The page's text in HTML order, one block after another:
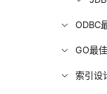
ODBC
GO最
索引设